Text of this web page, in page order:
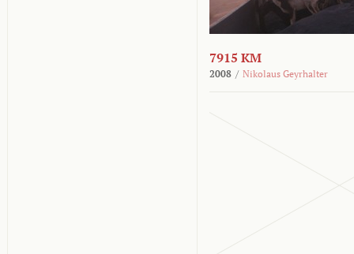
7915 KM
2008 / Nikolaus Geyrhalter